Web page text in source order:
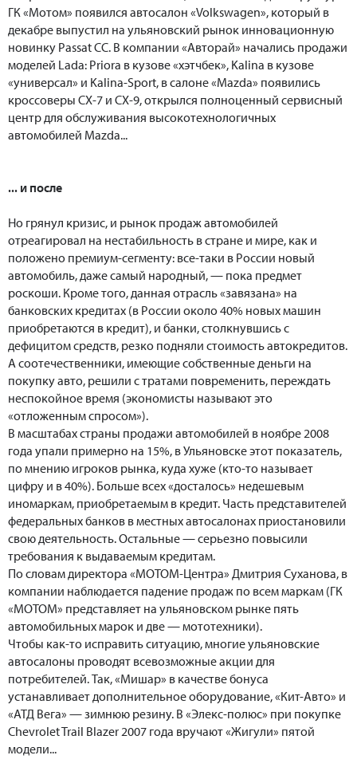
ГК «Мотом» появился автосалон «Volkswagen», который в
декабре выпустил на ульяновский рынок инновационную
новинку Passat CC. В компании «Авторай» начались продажи
моделей Lada: Priora в кузове «хэтчбек», Kalina в кузове
«универсал» и Kalina-Sport, в салоне «Mazda» появились
кроссоверы CX-7 и CX-9, открылся полноценный сервисный
центр для обслуживания высокотехнологичных
автомобилей Mazda...
... и после
Но грянул кризис, и рынок продаж автомобилей
отреагировал на нестабильность в стране и мире, как и
положено премиум-сегменту: все-таки в России новый
автомобиль, даже самый народный, — пока предмет
роскоши. Кроме того, данная отрасль «завязана» на
банковских кредитах (в России около 40% новых машин
приобретаются в кредит), и банки, столкнувшись с
дефицитом средств, резко подняли стоимость автокредитов.
А соотечественники, имеющие собственные деньги на
покупку авто, решили с тратами повременить, переждать
неспокойное время (экономисты называют это
«отложенным спросом»).
В масштабах страны продажи автомобилей в ноябре 2008
года упали примерно на 15%, в Ульяновске этот показатель,
по мнению игроков рынка, куда хуже (кто-то называет
цифру и в 40%). Больше всех «досталось» недешевым
иномаркам, приобретаемым в кредит. Часть представителей
федеральных банков в местных автосалонах приостановили
свою деятельность. Остальные — серьезно повысили
требования к выдаваемым кредитам.
По словам директора «МОТОМ-Центра» Дмитрия Суханова, в
компании наблюдается падение продаж по всем маркам (ГК
«МОТОМ» представляет на ульяновском рынке пять
автомобильных марок и две — мототехники).
Чтобы как-то исправить ситуацию, многие ульяновские
автосалоны проводят всевозможные акции для
потребителей. Так, «Мишар» в качестве бонуса
устанавливает дополнительное оборудование, «Кит-Авто» и
«АТД Вега» — зимнюю резину. В «Элекс-полюс» при покупке
Chevrolet Trail Blazer 2007 года вручают «Жигули» пятой
модели...